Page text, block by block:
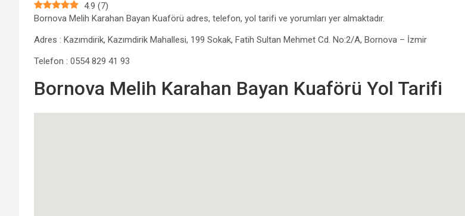
4.9 (7)
Bornova Melih Karahan Bayan Kuaförü adres, telefon, yol tarifi ve yorumları yer almaktadır.
Adres : Kazımdirik, Kazımdirik Mahallesi, 199 Sokak, Fatih Sultan Mehmet Cd. No:2/A, Bornova – İzmir
Telefon : 0554 829 41 93
Bornova Melih Karahan Bayan Kuaförü Yol Tarifi